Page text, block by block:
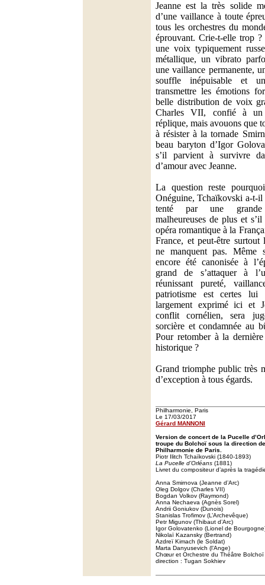
Jeanne est la très solide
d’une vaillance à toute
tous les orchestres du
éprouvant. Crie-t-elle trop
une voix typiquement
métallique, un vibrato
une vaillance permanente,
souffle inépuisable et
transmettre les émotions
belle distribution de voix
Charles VII, confié à
réplique, mais avouons que
à résister à la tornade
beau baryton d’Igor
s’il parvient à survivre
d’amour avec Jeanne.
La question reste
Onéguine, Tchaïkovski a-t-il
tenté par une grande
malheureuses de plus et
opéra romantique à la
France, et peut-être surtout
ne manquent pas. Même
encore été canonisée à
grand de s’attaquer à
réunissant pureté,
patriotisme est certes lui
largement exprimé ici et
conflit cornélien, sera
sorcière et condamnée au
Pour retomber à la
historique ?
Grand triomphe public très
d’exception à tous égards.
Philharmonie, Paris
Le 17/03/2017
Gérard MANNONI
Version de concert de la Pucelle
troupe du Bolchoï sous la direction
Philharmonie de Paris.
Piotr Ilitch Tchaïkovski (1840-1893)
La Pucelle d’Orléans (1881)
Livret du compositeur d’après la
Anna Smirnova (Jeanne d’Arc)
Oleg Dolgov (Charles VII)
Bogdan Volkov (Raymond)
Anna Nechaeva (Agnès Sorel)
Andrii Goniukov (Dunois)
Stanislas Trofimov (L’Archevêque)
Petr Migunov (Thibaut d’Arc)
Igor Golovatenko (Lionel de
Nikolaï Kazansky (Bertrand)
Azdreï Kimach (le Soldat)
Marta Danyusevich (l’Ange)
Chœur et Orchestre du Théâtre Bolchoï
direction : Tugan Sokhiev